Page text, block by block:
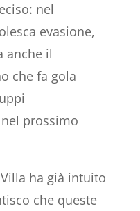
nel
evasione,
anche il
che fa gola
prossimo
ha già intuito
che queste